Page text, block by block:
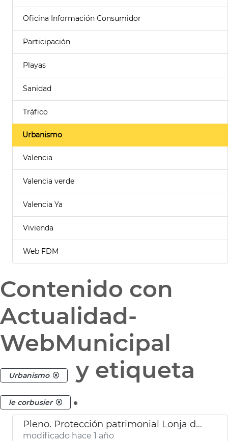
Oficina Información Consumidor
Participación
Playas
Sanidad
Tráfico
Urbanismo
Valencia
Valencia verde
Valencia Ya
Vivienda
Web FDM
Contenido con
Actualidad-
WebMunicipal
Urbanismo y etiqueta
le corbusier .
Pleno. Protección patrimonial Lonja de Feria València y refugios antiaéreos de València
modificado hace 1 año